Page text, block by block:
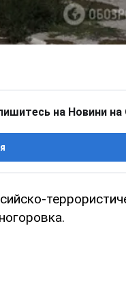
на Новини на